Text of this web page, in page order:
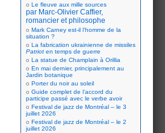
Le fleuve aux mille sources
par Marc-Olivier Caffier,
romancier et philosophe
Mark Carney est-il l’homme de la
situation ?
La fabrication ukrainienne de missiles
Patriot en temps de guerre
La statue de Champlain à Orillia
En mai dernier, principalement au
Jardin botanique
Porter du noir au soleil
Guide complet de l’accord du
participe passé avec le verbe avoir
Festival de jazz de Montréal – le 3
juillet 2026
Festival de jazz de Montréal – le 2
juillet 2026